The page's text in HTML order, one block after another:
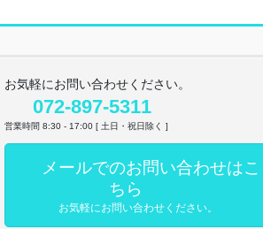
お気軽にお問い合わせください。
072-897-5311
営業時間 8:30 - 17:00 [ 土日・祝日除く ]
メールでのお問い合わせはこ
ちら
お気軽にお問い合わせください。